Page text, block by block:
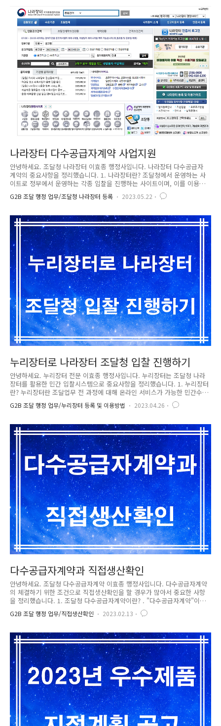
말합니다. 품질보증조달물품의 지정을 받은 조달업체는 위에 표시가 됩니
다. 2. 신청자격 - 조달청 입찰참가자격등록증에 신청품명이 "제조"로 등록
되고 아래 두 가지 요건 중 하나를 갖춘 자입니다. ① 해당 품명에 대하여
최근 1년 이내 조달청검사 또는 전문기관검사 실적 존재 ② 해당 품..
나라장터 다수공급자계약 사업지원
안녕하세요. 조달청 나라장터 이효종 행정사입니다. 나라장터 다수공급자
계약의 중요사항을 정리했습니다. 1. 나라장터란? 조달청에서 운영하는 사
이트로 정부에서 운영하는 각종 입찰을 진행하는 사이트이며, 이를 이용하
기 위해서는 반듯이 나라장터에 등록해야 합니다. 2. 나라장터 종합쇼핑몰
이란? 나라장터에서 종합쇼핑몰을 운영중이며, 아래 화면으로 되어 있습니
조달업체로서 사업을 해야 한다면 반듯이 알아야 하는 쇼핑몰입니다. 3. 다
수공급자계약이란? – 수요기관에서 공통적으로 필요로 하는 수요물자를 구
매함에 있어 수요기관의 다양한 수요를 충족하기 위하여 필요하다고 인정
되는 경우, 품질·성능 또는 효율 등이 같거나 비슷한 종류의 수요물자를
수요기관이..
G2B 조달 행정 업무/조달청 나라장터 등록 2023.05.22
누리장터로 나라장터 조달청 입찰 진행하기
안녕하세요. 누리장터 전문 이효종 행정사입니다. 누리장터는 조달청 나라
장터를 활용한 민간 입찰시스템으로 중요사항을 정리했습니다. 1. 누리장터
란? 누리장터란 조달업무 전 과정에 대해 온라인 서비스가 가능한 민간수
요자용 조달시스템으로 조달청에서는 민간수요자가 조달 전 업무를 전자적
으로 처리할 수 있도록 되어 있습니다. 1) 제공 서비스 - 입찰(복수견적), 계
회 서비스 2) 주요 기업정보 사업자등록증, 법인등기부등본, 부정당 및 행
정처분 정보, 신용평가 정보(적격심사 시) 등 - 각종 보증서(입찰, 계약) 연
계서비스 제공 - 민간 수요자의 적격심사 기준에 맞게 활용할 수 있는 온라
인 적격심사 서비스 - 실적증명 온라인 서비스 3)..
G2B 조달 행정 업무/누리장터 등록 및 이용방법 2023.04.26
다수공급자계약과 직접생산확인
안녕하세요. 조달청 다수공급자계약 이효종 행정사입니다. 다수공급자계약
의 체결하기 위한 조건으로 직접생산확인을 할 경우가 많아서 중요한 사항
을 정리했습니다. 1. 조달청 다수공급자계약이란? . "다수공급자계약"이란
각 수요기관에서 공통적으로 소요되는 물품을 구매함에 있어 수요기관의
다양한 수요를 충족하기 위하여 필요하다고 인정되는 경우 품질·성능·효
하여 체결하는 계약을 말합니다. 2. 다수공급자계약 계약화면 다수공급자계
약이 될 경우 위에 화면에 상품이 검색이 됩니다. 3. 다수공급자계약과 직
접생산확인 다수공급자계약중에서 직접생산확인이 필요한 제품군은 중소
기업간 경졍제품으로 아래 화면으로 표시됩니다. 위에 화면처럼 표시가 되
는 제품은 모..
G2B 조달 행정 업무/직접생산확인 2023.02.13